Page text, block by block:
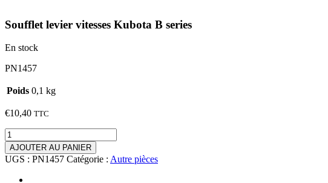
Soufflet levier vitesses Kubota B series
En stock
PN1457
Poids 0,1 kg
€10,40 TTC
quantité
de
Soufflet
levier
vitesses
AJOUTER AU PANIER
UGS : PN1457 Catégorie : Autre pièces